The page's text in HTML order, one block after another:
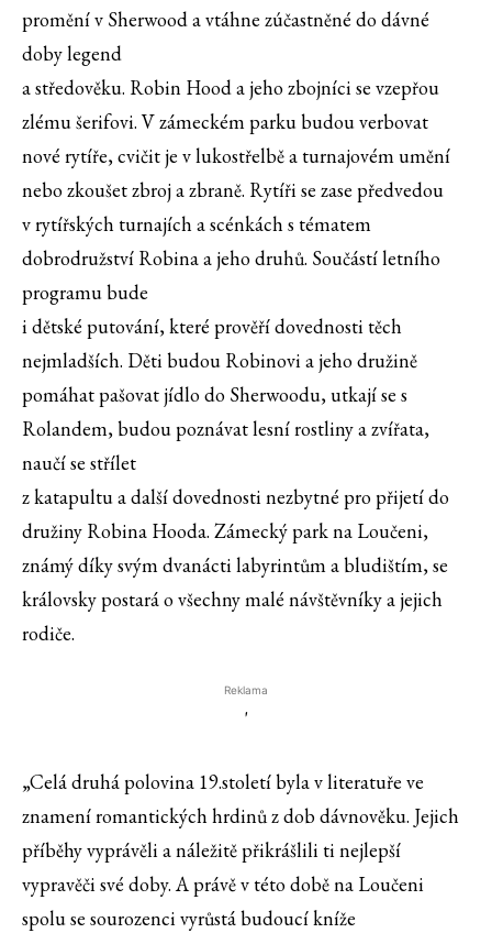
promění v Sherwood a vtáhne zúčastněné do dávné
doby legend
a středověku. Robin Hood a jeho zbojníci se vzepřou
zlému šerifovi. V zámeckém parku budou verbovat
nové rytíře, cvičit je v lukostřelbě a turnajovém umění
nebo zkoušet zbroj a zbraně. Rytíři se zase předvedou
v rytířských turnajích a scénkách s tématem
dobrodružství Robina a jeho druhů. Součástí letního
programu bude
i dětské putování, které prověří dovednosti těch
nejmladších. Děti budou Robinovi a jeho družině
pomáhat pašovat jídlo do Sherwoodu, utkají se s
Rolandem, budou poznávat lesní rostliny a zvířata,
naučí se střílet
z katapultu a další dovednosti nezbytné pro přijetí do
družiny Robina Hooda. Zámecký park na Loučeni,
známý díky svým dvanácti labyrintům a bludištím, se
královsky postará o všechny malé návštěvníky a jejich
rodiče.
Reklama
'
„Celá druhá polovina 19.století byla v literatuře ve
znamení romantických hrdinů z dob dávnověku. Jejich
příběhy vyprávěli a náležitě přikrášlili ti nejlepší
vypravěči své doby. A právě v této době na Loučeni
spolu se sourozenci vyrůstá budoucí kníže